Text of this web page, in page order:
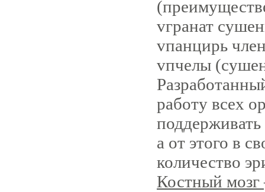
vгранат
vпанцирь
vпчелы
работу всех
а от этого в
количество
Костный мозг